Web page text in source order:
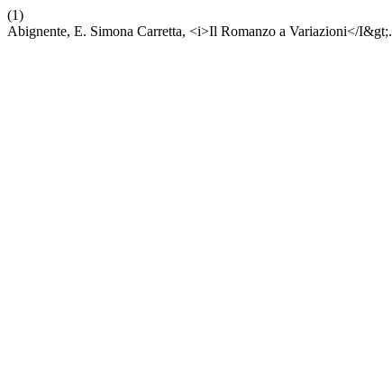
(1)
Abignente, E. Simona Carretta, <i>Il Romanzo a Variazioni</I&gt;.